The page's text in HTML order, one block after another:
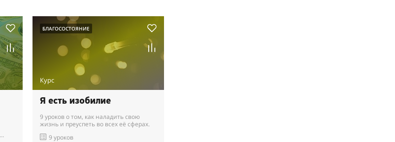
БЛАГОСОСТОЯНИЕ
Курс
Я есть изобилие
9 уроков о том, как наладить свою
жизнь и преуспеть во всех её сферах.
9 уроков